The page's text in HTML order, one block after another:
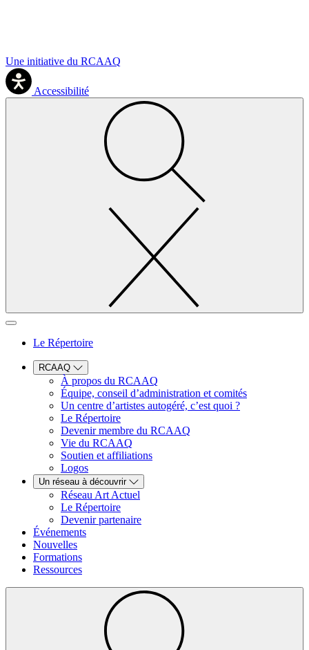
Une initiative du RCAAQ
Accessibilité
Le Répertoire
RCAAQ
À propos du RCAAQ
Équipe, conseil d’administration et comités
Un centre d’artistes autogéré, c’est quoi ?
Le Répertoire
Devenir membre du RCAAQ
Vie du RCAAQ
Soutien et affiliations
Logos
Un réseau à découvrir
Réseau Art Actuel
Le Répertoire
Devenir partenaire
Événements
Nouvelles
Formations
Ressources